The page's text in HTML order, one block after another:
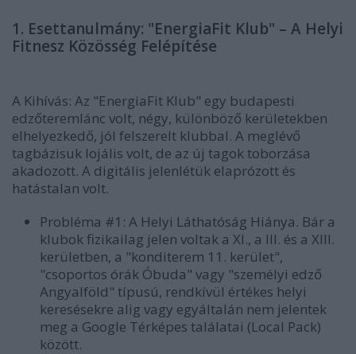
1. Esettanulmány: "EnergiaFit Klub" – A Helyi
Fitnesz Közösség Felépítése
A Kihívás: Az "EnergiaFit Klub" egy budapesti
edzőteremlánc volt, négy, különböző kerületekben
elhelyezkedő, jól felszerelt klubbal. A meglévő
tagbázisuk lojális volt, de az új tagok toborzása
akadozott. A digitális jelenlétük elaprózott és
hatástalan volt.
Probléma #1: A Helyi Láthatóság Hiánya. Bár a
klubok fizikailag jelen voltak a XI., a III. és a XIII.
kerületben, a "konditerem 11. kerület",
"csoportos órák Óbuda" vagy "személyi edző
Angyalföld" típusú, rendkívül értékes helyi
keresésekre alig vagy egyáltalán nem jelentek
meg a Google Térképes találatai (Local Pack)
között.